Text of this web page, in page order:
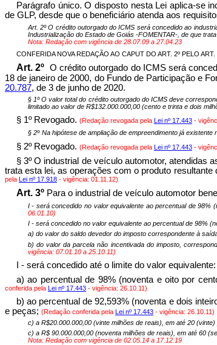
Parágrafo único. O disposto nesta Lei aplica-se
de GLP, desde que o beneficiário atenda aos
Art. 2º O crédito outorgado do ICMS será concedido ao
Industrialização do Estado de Goiás -FOMENTAR-, de que
Nota: Redação com vigência de 28.07.09 a 27.04.23
CONFERIDA NOVA REDAÇÃO AO CAPUT DO ART. 2º PELO ART.
Art. 2º O crédito outorgado do ICMS será
18 de janeiro de 2000, do Fundo de Participação e
20.787, de 3 de junho de 2020.
§ 1º O valor total do crédito outorgado do ICMS deve
limitado ao valor de R$132.000.000,00 (cento e trinta e dois
§ 1º Revogado. (Redação revogada pela Lei nº 17.443-
§ 2º Na hipótese de ampliação de empreendimento já
§ 2º Revogado. (Redação revogada pela Lei nº 17.443-
§ 3º O industrial de veículo automotor, atendidas
trata esta lei, as operações com o produto
pela
Lei nº 17.918 - vigência: 01.11.12)
Art. 3ºPara o industrial de veículo automotor
I - será concedido no valor equivalente ao percentual de
06.01.10)
I - será concedido no valor equivalente ao percentual de 98%
a) do valor do saldo devedor do imposto correspondente à
b) do valor da parcela não incentivada do imposto,
vigência: 07.01.10 a 25.10.11)
I - será concedido até o limite do valor equivalente:
a) ao percentual de 98% (noventa e oito por
conferida pela Lei nº 17.443 - vigência: 26.10.11)
b) ao percentual de 92,593% (noventa e dois
e peças; (Redação conferida pela Lei nº 17.443 - vigência: 26.10.11)
c) a R$20.000.000,00 (vinte milhões de reais), em até 20
c) a R$ 90.000.000,00 (noventa milhões de reais), em até 60
Nota: Redação com vigência de 02.05.14 a 17.12.19